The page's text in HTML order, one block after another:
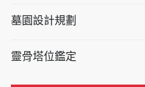
墓園設計規劃
靈骨塔位鑑定